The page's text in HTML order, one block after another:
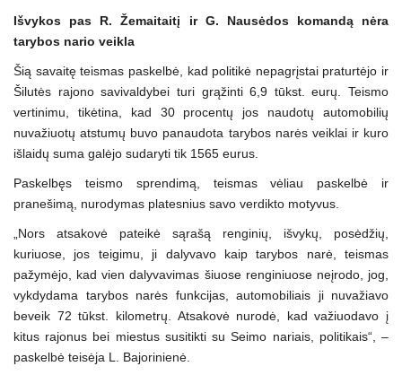
Išvykos pas R. Žemaitaitį ir G. Nausėdos komandą nėra
tarybos nario veikla
Šią savaitę teismas paskelbė, kad politikė nepagrįstai praturtėjo ir
Šilutės rajono savivaldybei turi grąžinti 6,9 tūkst. eurų. Teismo
vertinimu, tikėtina, kad 30 procentų jos naudotų automobilių
nuvažiuotų atstumų buvo panaudota tarybos narės veiklai ir kuro
išlaidų suma galėjo sudaryti tik 1565 eurus.
Paskelbęs teismo sprendimą, teismas vėliau paskelbė ir
pranešimą, nurodymas platesnius savo verdikto motyvus.
„Nors atsakovė pateikė sąrašą renginių, išvykų, posėdžių,
kuriuose, jos teigimu, ji dalyvavo kaip tarybos narė, teismas
pažymėjo, kad vien dalyvavimas šiuose renginiuose neįrodo, jog,
vykdydama tarybos narės funkcijas, automobiliais ji nuvažiavo
beveik 72 tūkst. kilometrų. Atsakovė nurodė, kad važiuodavo į
kitus rajonus bei miestus susitikti su Seimo nariais, politikais“, –
paskelbė teisėja L. Bajorinienė.